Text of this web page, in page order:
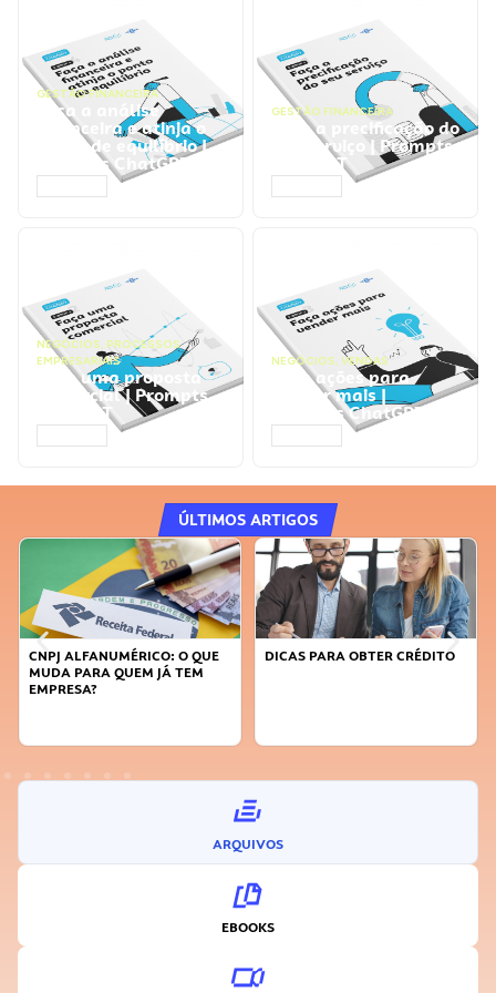
GESTÃO FINANCEIRA
Faça a análise
financeira e atinja o
ponto de equilíbrio |
Prompts ChatGPT
GESTÃO FINANCEIRA
Faça a precificação do
seu serviço | Prompts
ChatGPT
NEGÓCIOS, PROCESSOS
EMPRESARIAIS
Faça uma proposta
comercial | Prompts
ChatGPT
NEGÓCIOS, VENDAS
Faça ações para
vender mais |
Prompts ChatGPT
ÚLTIMOS ARTIGOS
CNPJ ALFANUMÉRICO: O QUE
MUDA PARA QUEM JÁ TEM
EMPRESA?
DICAS PARA OBTER CRÉDITO
ARQUIVOS
EBOOKS